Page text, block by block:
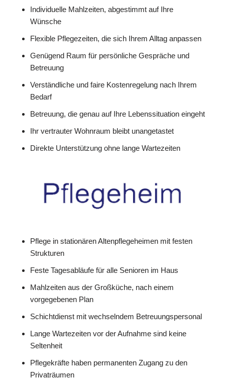
Individuelle Mahlzeiten, abgestimmt auf Ihre
Wünsche
Flexible Pflegezeiten, die sich Ihrem Alltag anpassen
Genügend Raum für persönliche Gespräche und
Betreuung
Verständliche und faire Kostenregelung nach Ihrem
Bedarf
Betreuung, die genau auf Ihre Lebenssituation eingeht
Ihr vertrauter Wohnraum bleibt unangetastet
Direkte Unterstützung ohne lange Wartezeiten
Pflege in stationären Altenpflegeheimen mit festen
Strukturen
Feste Tagesabläufe für alle Senioren im Haus
Mahlzeiten aus der Großküche, nach einem
vorgegebenen Plan
Schichtdienst mit wechselndem Betreuungspersonal
Lange Wartezeiten vor der Aufnahme sind keine
Seltenheit
Pflegekräfte haben permanenten Zugang zu den
Privaträumen